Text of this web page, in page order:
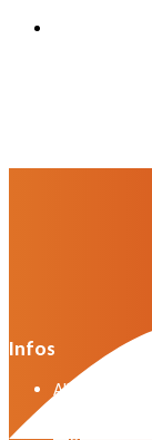
Infos
Allgemeine